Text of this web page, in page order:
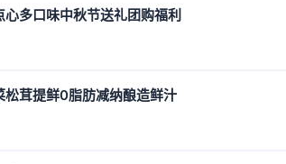
多口味中秋节送礼团购福利
茸提鲜0脂肪减纳酿造鲜汁